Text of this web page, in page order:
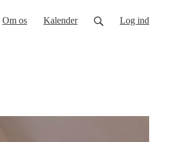
Om os Kalender Log ind